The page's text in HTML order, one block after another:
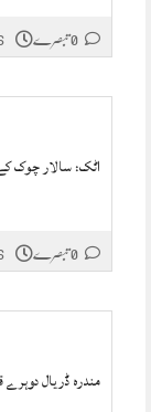
اٹک: سالار چوک کے قریب
مندرہ ڈریال